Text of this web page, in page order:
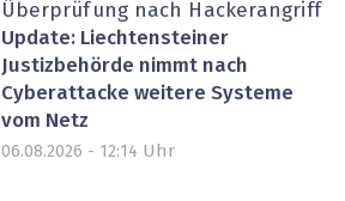
Überprüfung nach Hackerangriff
Update: Liechtensteiner
Justizbehörde nimmt nach
Cyberattacke weitere Systeme
vom Netz
06.08.2026 - 12:14 Uhr